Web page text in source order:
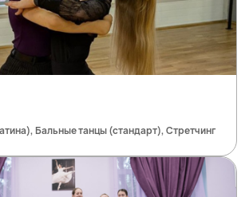
Бальные танцы (стандарт), Стретчинг